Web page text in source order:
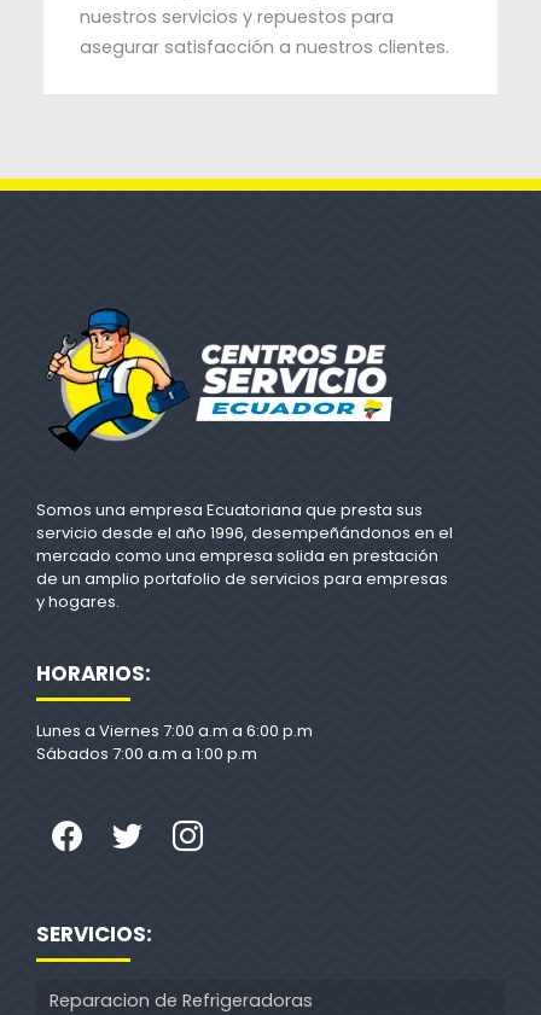
nuestros servicios y repuestos para
asegurar satisfacción a nuestros clientes.
Somos una empresa Ecuatoriana que presta sus
servicio desde el año 1996, desempeñándonos en el
mercado como una empresa solida en prestación
de un amplio portafolio de servicios para empresas
y hogares.
HORARIOS:
Lunes a Viernes 7:00 a.m a 6:00 p.m
Sábados 7:00 a.m a 1:00 p.m
SERVICIOS:
Reparacion de Refrigeradoras